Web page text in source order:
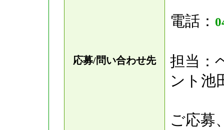
応募/問い合わせ先
電話：
担当：
ント池
ご応募